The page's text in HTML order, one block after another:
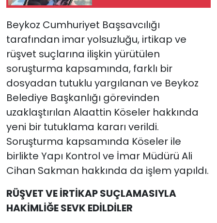
Beykoz Cumhuriyet Başsavcılığı
tarafından imar yolsuzluğu, irtikap ve
rüşvet suçlarına ilişkin yürütülen
soruşturma kapsamında, farklı bir
dosyadan tutuklu yargılanan ve Beykoz
Belediye Başkanlığı görevinden
uzaklaştırılan Alaattin Köseler hakkında
yeni bir tutuklama kararı verildi.
Soruşturma kapsamında Köseler ile
birlikte Yapı Kontrol ve İmar Müdürü Ali
Cihan Sakman hakkında da işlem yapıldı.
RÜŞVET VE İRTİKAP SUÇLAMASIYLA
HAKİMLİĞE SEVK EDİLDİLER